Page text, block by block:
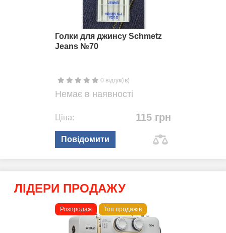
Голки для джинсу Schmetz
Jeans №70
0 відгук(ів)
Немає в наявності
Ціна: 115 грн
Повідомити
ЛІДЕРИ ПРОДАЖУ
Розпродаж Топ продажів